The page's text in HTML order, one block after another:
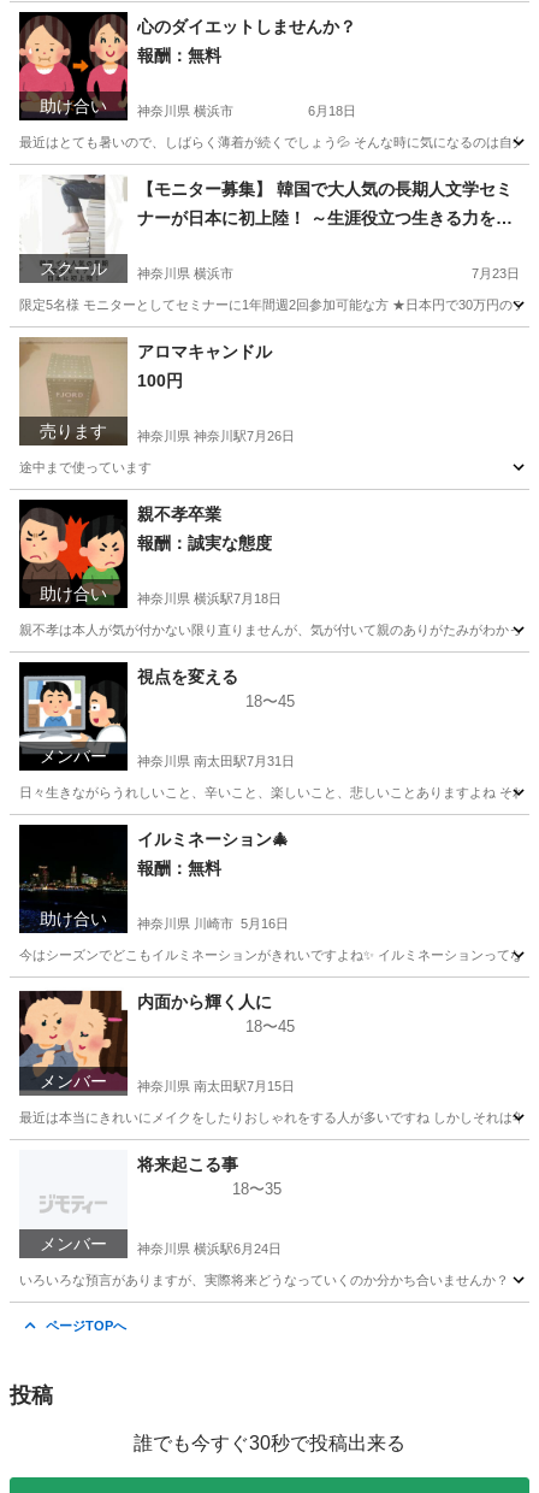
神奈川 横浜市 南太田駅 その他 精神
助け合い
心のダイエットしませんか？
報酬：無料
神奈川県 横浜市 6月18日
最近はとても暑いので、しばらく薄着が続くでしょう💦 そんな時に気になるのは自
神奈川 横浜市 手伝いたい/助けたい 宗教
スクール
【モニター募集】 韓国で大人気の長期人文学セミ
ナーが日本に初上陸！ ～生涯役立つ生きる力を1
神奈川県 横浜市 7月23日
限定5名様 モニターとしてセミナーに1年間週2回参加可能な方 ★日本円で30万円のプ
神奈川 横浜市 心理学 モニター募集
売ります
アロマキャンドル
100円
神奈川県 神奈川駅7月26日
途中まで使っています
神奈川 横浜市 神奈川駅
助け合い
親不孝卒業
報酬：誠実な態度
神奈川県 横浜駅7月18日
親不孝は本人が気が付かない限り直りませんが、気が付いて親のありがたみがわかっ
神奈川 横浜市 横浜駅
メンバー
視点を変える
18〜45
神奈川県 南太田駅7月31日
日々生きながらうれしいこと、辛いこと、楽しいこと、悲しいことありますよね そ
神奈川 横浜市 南太田駅 その他
助け合い
イルミネーション🎄
報酬：無料
神奈川県 川崎市 5月16日
今はシーズンでどこもイルミネーションがきれいですよね✨ イルミネーションってな
神奈川 川崎市 手伝いたい/助けたい
メンバー
内面から輝く人に
18〜45
神奈川県 南太田駅7月15日
最近は本当にきれいにメイクをしたりおしゃれをする人が多いですね しかしそれは
南太田駅
メンバー
将来起こる事
18〜35
神奈川県 横浜駅6月24日
いろいろな預言がありますが、実際将来どうなっていくのか分かち合いませんか？
ページTOPへ
投稿
誰でも今すぐ30秒で投稿出来る